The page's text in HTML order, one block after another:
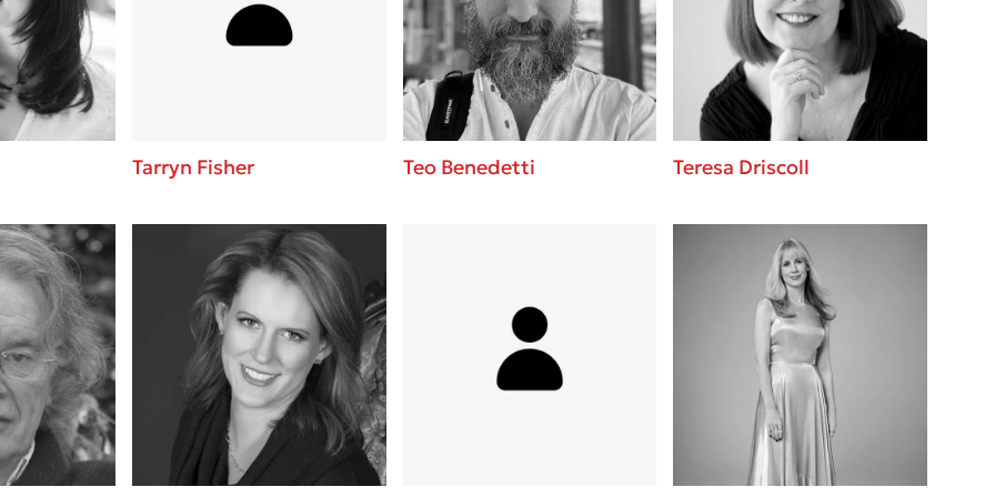
Baccalario
Εύκολη συνταγή για chicken BBQ pizza
από τον Άκη Πετρετζίκη!
3 βιβλία που μπορείς να διαβάσεις σε
Διακοπές με τα παιδιά: Η ανάγκη μας για
παύση σε μετωπική σύγκρουση με τη
Πάνω, κάτω, μπροστά, πίσω; Κάνε το
τεστ και ανακάλυψε την τάση σου!
Tarryn Fisher Teo Benedetti Teresa Driscoll